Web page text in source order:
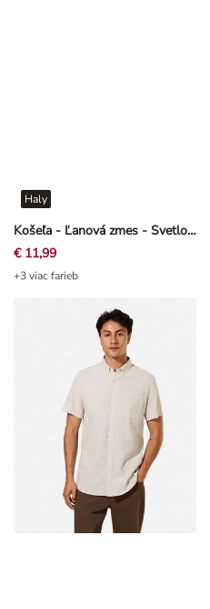
Košeľa - Ľanová zmes - Svetlo modrá
Haly
€ 11,99
+3 viac farieb